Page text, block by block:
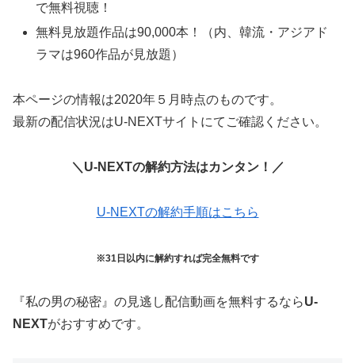
で無料視聴！
無料見放題作品は90,000本！（内、韓流・アジアド
ラマは960作品が見放題）
本ページの情報は2020年５月時点のものです。
最新の配信状況はU-NEXTサイトにてご確認ください。
＼U-NEXTの解約方法はカンタン！／
U-NEXTの解約手順はこちら
※31日以内に解約すれば完全無料です
『私の男の秘密』の見逃し配信動画を無料するならU-
NEXTがおすすめです。